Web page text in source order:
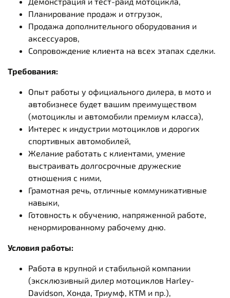
Планирование продаж и отгрузок,
Продажа дополнительного оборудования и
аксессуаров,
Сопровождение клиента на всех этапах сделки.
Требования:
Опыт работы у официального дилера, в мото и
автобизнесе будет вашим преимуществом
(мотоциклы и автомобили премиум класса),
Интерес к индустрии мотоциклов и дорогих
спортивных автомобилей,
Желание работать с клиентами, умение
выстраивать долгосрочные дружеские
отношения с ними,
Грамотная речь, отличные коммуникативные
навыки,
Готовность к обучению, напряженной работе,
ненормированному рабочему дню.
Условия работы:
Работа в крупной и стабильной компании
(эксклюзивный дилер мотоциклов Harley-
Davidson, Хонда, Триумф, КТМ и пр.),